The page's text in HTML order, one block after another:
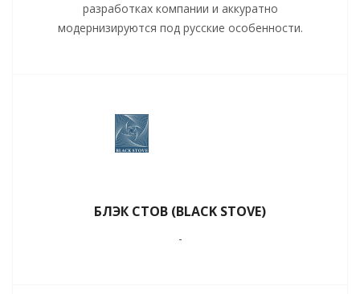
разработках компании и аккуратно
модернизируются под русские особенности.
БЛЭК СТОВ (BLACK STOVE)
-